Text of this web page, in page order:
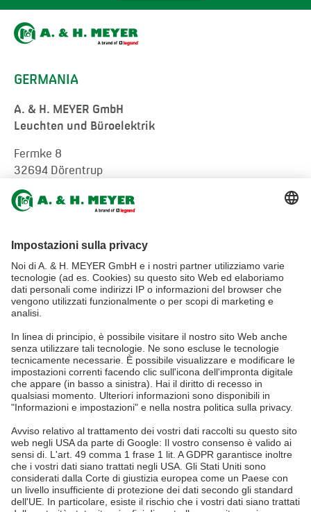
GERMANIA
A. & H. MEYER GmbH
Leuchten und Büroelektrik
Fermke 8
32694 Dörentrup
Germany
tel.:
+49 5265 9488-0
MALESIA
A. & H. MEYER Sdn. Bhd.
No. 3, Jalan Astaka U8/84
Section U8, Bukit Jelutong
40150 Shah Alam, Selangor
Malaysia
tel.:+60 3 7845 7277
sales@ah-meyer.com.my